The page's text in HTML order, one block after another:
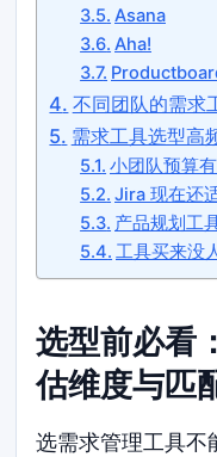
Asana
Aha!
不同团队的需求
需求工具选型高
小团队预算
Jira 现在还
产品规划工
工具买来没
选型前必看
估维度与匹
选需求管理工具不